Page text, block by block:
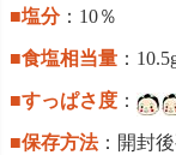
■塩分：10％
■食塩相当量 ：
■すっぱさ度 ：
■保存方法：開封